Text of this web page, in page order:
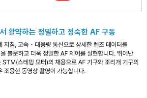
활약하는 정밀하고 정숙한 AF 구동
지침, 고속・대용량 통신으로 상세한 렌즈 데이터를
불문하고 더욱 정밀한 AF 제어를 실현합니다. 뛰어난
STM(스테핑 모터)의 채용으로 AF 기구와 조리개 기구의
조용한 동영상 촬영이 가능합니다.